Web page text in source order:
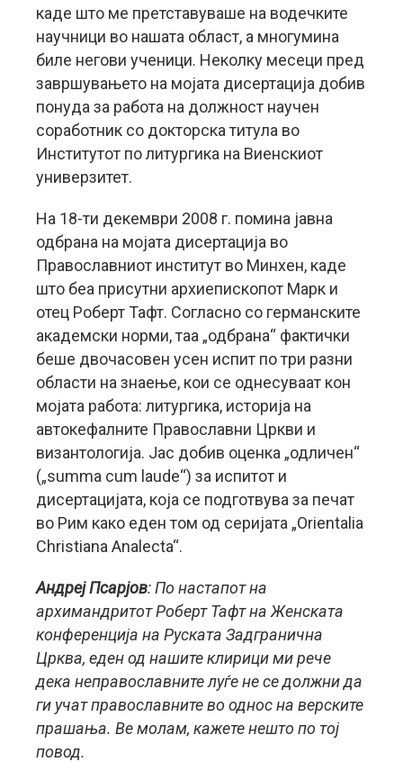
каде што ме претставуваше на водечките
научници во нашата област, а многумина
биле негови ученици. Неколку месеци пред
завршувањето на мојата дисертација добив
понуда за работа на должност научен
соработник со докторска титула во
Институтот по литургика на Виенскиот
универзитет.
На 18-ти декември 2008 г. помина јавна
одбрана на мојата дисертација во
Православниот институт во Минхен, каде
што беа присутни архиепископот Марк и
отец Роберт Тафт. Согласно со германските
академски норми, таа „одбрана“ фактички
беше двочасовен усен испит по три разни
области на знаење, кои се однесуваат кон
мојата работа: литургика, историја на
автокефалните Православни Цркви и
византологија. Јас добив оценка „одличен“
(„summa cum laude“) за испитот и
дисертацијата, која се подготвува за печат
во Рим како еден том од серијата „Orientalia
Christiana Analecta“.
Андреј Псарјов: По настапот на
архимандритот Роберт Тафт на Женската
конференција на Руската Задгранична
Црква, еден од нашите клирици ми рече
дека неправославните луѓе не се должни да
ги учат православните во однос на верските
прашања. Ве молам, кажете нешто по тој
повод.